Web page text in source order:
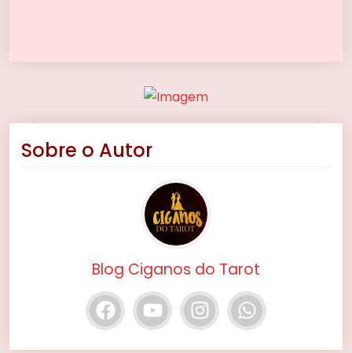
Sobre o Autor
Blog Ciganos do Tarot